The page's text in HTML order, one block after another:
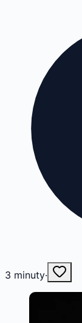
3 minuty·